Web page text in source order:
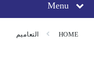
Menu
HOME التعاميم